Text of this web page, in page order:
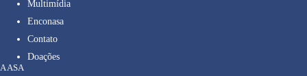
Multimídia
Enconasa
Contato
Doações
A ASA